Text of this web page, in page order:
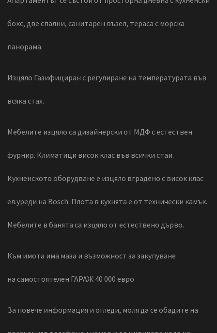
бокс, две спални, санитарен възел, тераса с морска
панорама.
Изцяло Газифициран с регулиране на температурата във
всяка стая.
Мебелите изцяло са дизайнерски от МДФ с естествен
фурнир. Климатици висок клас във всички стаи.
Кухненското оборудване е изцяло вградено с висок клас
ел.уреди на Bosch. Плота в кухнята е от технически камък.
Мебелите в банята са изцяло от естествено дърво.
Към имота има маза и възможност за закупуване
на самостоятелен ГАРАЖ 40 000 евро
За повече информация и огледи, моля да се обадите на